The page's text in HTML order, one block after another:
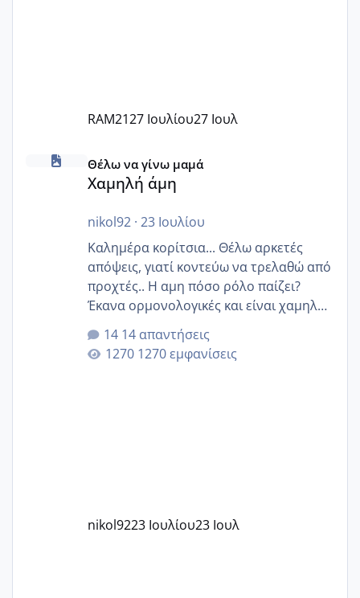
RAM2127 Ιουλίου27 Ιουλ
Χαμηλή άμη
Θέλω να γίνω μαμά
Χαμηλή άμη
nikol92· 23 Ιουλίου
Καλημέρα κορίτσια... Θέλω αρκετές
απόψεις, γιατί κοντεύω να τρελαθώ από
προχτές.. Η αμη πόσο ρόλο παίζει?
Έκανα ορμονολογικές και είναι χαμηλή
για την ηλικία μου.. Είχα ήδη μια
εγκυμοσύνη, που έπρεπε να τερματιστεί
στην 27η εβδομάδα και προσπαθώ 7
14 απαντήσεις
1270 εμφανίσεις
nikol9223 Ιουλίου23 Ιουλ